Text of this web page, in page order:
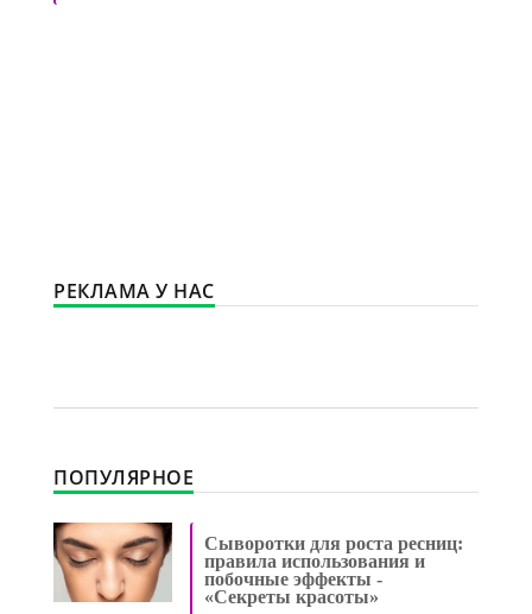
РЕКЛАМА У НАС
ПОПУЛЯРНОЕ
Сыворотки для роста ресниц:
правила использования и
побочные эффекты -
«Секреты красоты»